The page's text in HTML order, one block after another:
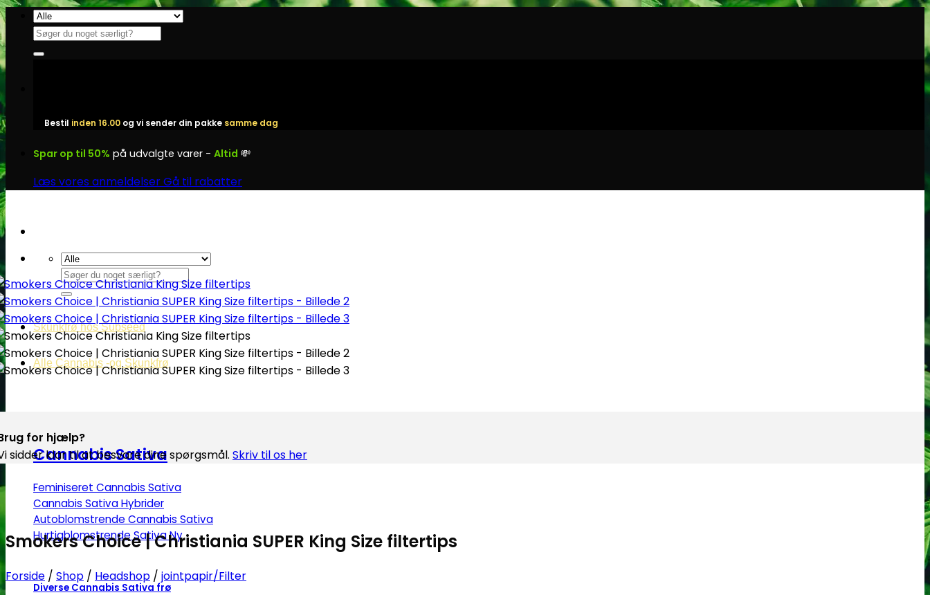
Fortsæt
indhold
Søg
efter:
Bestil inden 16.00 og vi sender din pakke samme dag
Spar op til 50% på udvalgte varer - Altid 💸
Læs vores anmeldelserGå til rabatter
Søg
efter:
Skunkfrø hos Subseed
Alle Cannabis -og Skunkfrø
Cannabis Sativa
Feminiseret Cannabis Sativa
Cannabis Sativa Hybrider
Autoblomstrende Cannabis Sativa
Hurtigblomstrende Sativa
Diverse Cannabis Sativa frø
for hjælp?
sidder klar til at besvare dine spørgsmål. Skriv til os her
Smokers Choice | Christiania SUPER King Size filtertips
Forside / Shop / Headshop / jointpapir/Filter